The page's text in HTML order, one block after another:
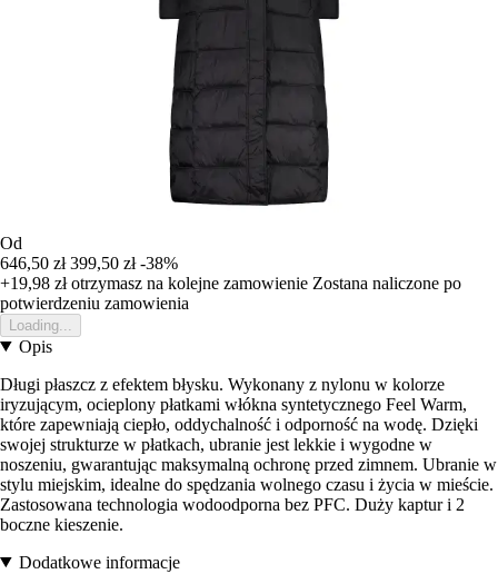
Od
646,50 zł 399,50 zł -38%
+19,98 złotrzymasz na kolejne zamowienie Zostana naliczone po
potwierdzeniu zamowienia
Loading...
Opis
Długi płaszcz z efektem błysku. Wykonany z nylonu w kolorze
iryzującym, ocieplony płatkami włókna syntetycznego Feel Warm,
które zapewniają ciepło, oddychalność i odporność na wodę. Dzięki
swojej strukturze w płatkach, ubranie jest lekkie i wygodne w
noszeniu, gwarantując maksymalną ochronę przed zimnem. Ubranie w
stylu miejskim, idealne do spędzania wolnego czasu i życia w mieście.
Zastosowana technologia wodoodporna bez PFC. Duży kaptur i 2
boczne kieszenie.
Dodatkowe informacje